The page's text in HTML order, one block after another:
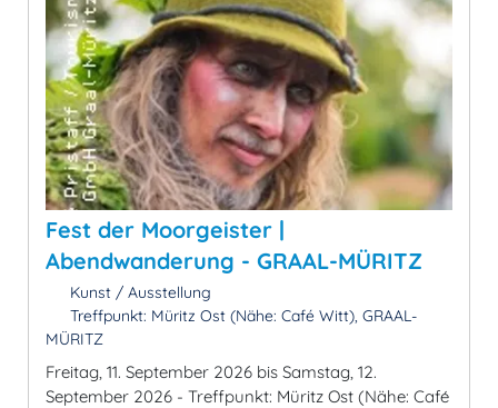
Fest der Moorgeister |
Abendwanderung - GRAAL-MÜRITZ
Kunst / Ausstellung
Treffpunkt: Müritz Ost (Nähe: Café Witt), GRAAL-
MÜRITZ
Freitag, 11. September 2026 bis Samstag, 12.
September 2026 - Treffpunkt: Müritz Ost (Nähe: Café